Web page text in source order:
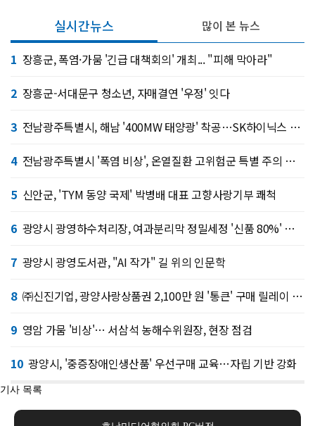
실시간뉴스
1 장흥군, 폭염·가뭄 '긴급 대책회의' 개최... "피해 막아라"
2 장흥군-서대문구 청소년, 자매결연 '우정' 잇다
3 전남광주특별시, 해남 '400MW 태양광' 착공…SK하이닉스 공급
4 전남광주특별시 '폭염 비상', 온열질환 고위험군 특별 주의 당부
5 신안군, 'TYM 동양 국제' 박병배 대표 고향사랑기부 쾌척
6 광양시 광영하수처리장, 여과분리막 정밀세정 '신품 80%' 회복
7 광양시 광영도서관, "AI 작가" 길 위의 인문학
8 ㈜신진기업, 광양사랑상품권 2,100만 원 '통큰' 구매 릴레이 동참
9 영암 가뭄 '비상'… 서삼석 농해수위원장, 현장 점검
10 광양시, '중증장애인생산품' 우선구매 교육…자립 기반 강화
많이 본 뉴스
기사 목록